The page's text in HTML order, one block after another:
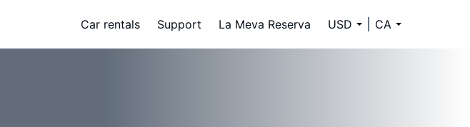
Car rentals Support La Meva Reserva USD CA